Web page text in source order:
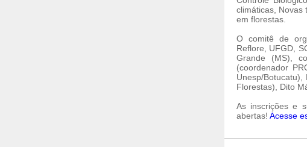
climáticas, Novas
em florestas.
O comitê de
Reflore, UFGD,
Grande (MS),
(coordenador
Unesp/
Florestas), Dito
As inscrições e
abertas! Acesse